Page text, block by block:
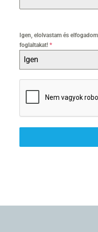
Igen, elolvastam és
foglaltakat! *
Igen